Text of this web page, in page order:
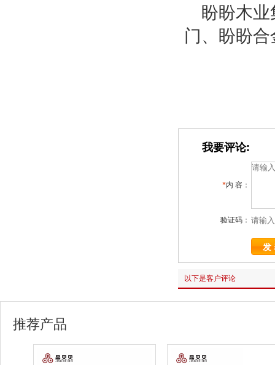
盼盼木
门、盼盼
我要评论:
*内 容：
验证码：
以下是客户评论
推荐产品